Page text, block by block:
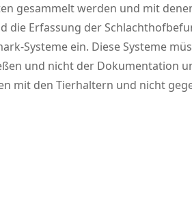
gesammelt werden und mit
die Erfassung der
Systeme ein. Diese Systeme
und nicht der Dokumentation
mit den Tierhaltern und nicht